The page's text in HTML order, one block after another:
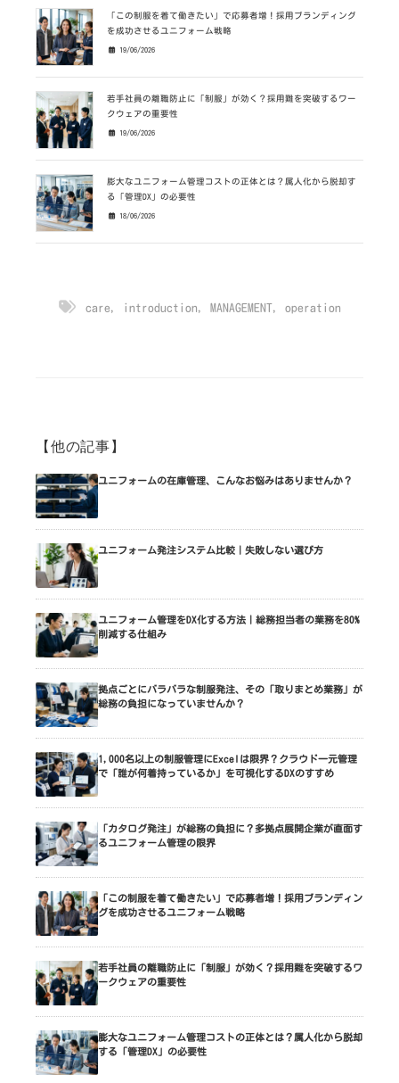
「この制服を着て働きたい」で応募者増！採用ブランディング
を成功させるユニフォーム戦略
19/06/2026
若手社員の離職防止に「制服」が効く？採用難を突破するワー
クウェアの重要性
19/06/2026
膨大なユニフォーム管理コストの正体とは？属人化から脱却す
る「管理DX」の必要性
18/06/2026
care, introduction, MANAGEMENT, operation
【他の記事】
ユニフォームの在庫管理、こんなお悩みはありませんか？
ユニフォーム発注システム比較｜失敗しない選び方
ユニフォーム管理をDX化する方法｜総務担当者の業務を80%
削減する仕組み
拠点ごとにバラバラな制服発注、その「取りまとめ業務」が
総務の負担になっていませんか？
1,000名以上の制服管理にExcelは限界？クラウド一元管理
で「誰が何着持っているか」を可視化するDXのすすめ
「カタログ発注」が総務の負担に？多拠点展開企業が直面す
るユニフォーム管理の限界
「この制服を着て働きたい」で応募者増！採用ブランディン
グを成功させるユニフォーム戦略
若手社員の離職防止に「制服」が効く？採用難を突破するワ
ークウェアの重要性
膨大なユニフォーム管理コストの正体とは？属人化から脱却
する「管理DX」の必要性